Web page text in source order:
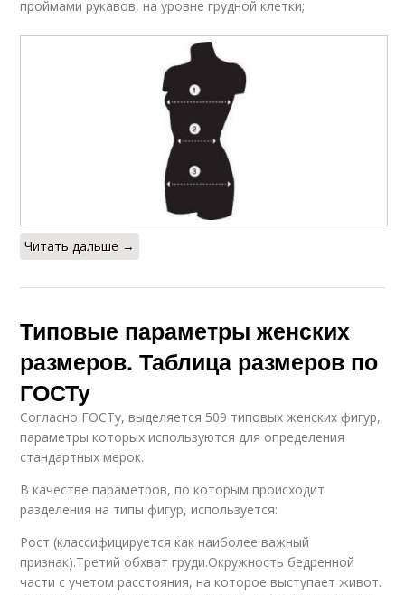
проймами рукавов, на уровне грудной клетки;
Читать дальше →
Типовые параметры женских
размеров. Таблица размеров по
ГОСТу
Согласно ГОСТу, выделяется 509 типовых женских фигур,
параметры которых используются для определения
стандартных мерок.
В качестве параметров, по которым происходит
разделения на типы фигур, используется:
Рост (классифицируется как наиболее важный
признак).Третий обхват груди.Окружность бедренной
части с учетом расстояния, на которое выступает живот.